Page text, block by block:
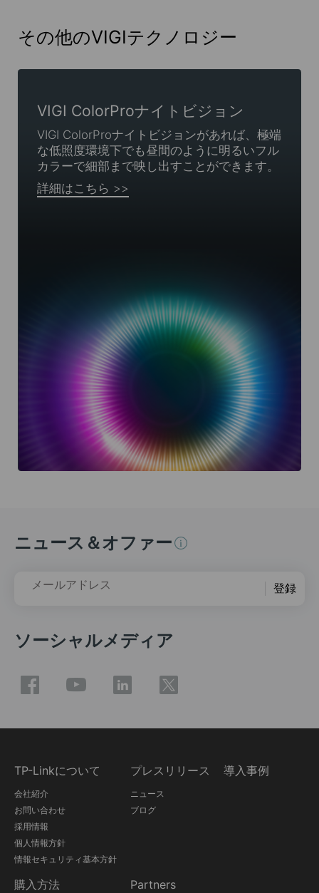
その他のVIGIテクノロジー
VIGI ColorProナイトビジョン
VIGI ColorProナイトビジョンがあれば、極端
な低照度環境下でも昼間のように明るいフル
カラーで細部まで映し出すことができます。
詳細はこちら >>
ニュース＆オファー
メールアドレス 登録
ソーシャルメディア
TP-Linkについて
会社紹介
お問い合わせ
採用情報
個人情報方針
情報セキュリティ基本方針
プレスリリース
ニュース
ブログ
導入事例
購入方法 Partners